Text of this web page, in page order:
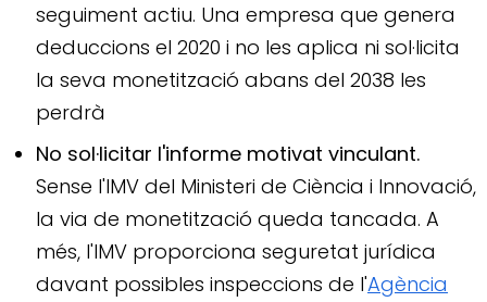
seguiment actiu. Una empresa que genera
deduccions el 2020 i no les aplica ni sol·licita
la seva monetització abans del 2038 les
perdrà
No sol·licitar l'informe motivat vinculant.
Sense l'IMV del Ministeri de Ciència i Innovació,
la via de monetització queda tancada. A
més, l'IMV proporciona seguretat jurídica
davant possibles inspeccions de l'Agència